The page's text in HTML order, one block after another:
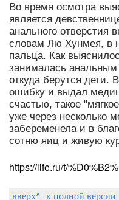
Во время осмотра
является
анального отверстия
словам Лю Хунмея, в
пальца. Как
занималась
откуда берутся дети.
ошибку и выдал
счастью, такое
уже через несколько
забеременела и в
сотню яиц и живую
https://life.ru/t/
вверх^ к полной версии